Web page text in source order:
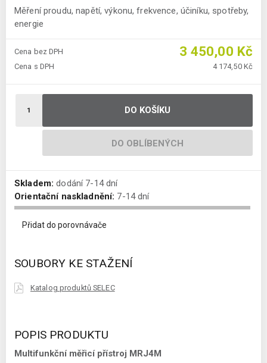
Měření proudu, napětí, výkonu, frekvence, účiníku, spotřeby,
energie
Cena bez DPH 3 450,00 Kč
Cena s DPH 4 174,50 Kč
DO KOŠÍKU
DO OBLÍBENÝCH
Skladem: dodání 7-14 dní
Orientační naskladnění: 7-14 dní
Přidat do porovnávače
SOUBORY KE STAŽENÍ
Katalog produktů SELEC
POPIS PRODUKTU
Multifunkční měřicí přístroj MRJ4M